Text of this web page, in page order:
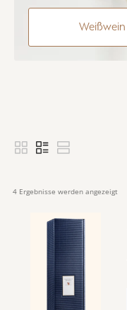
Weißwein
4 Ergebnisse werden angezeigt